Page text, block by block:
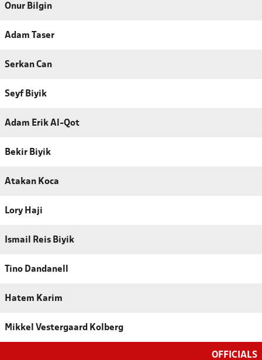
Onur Bilgin
Adam Taser
Serkan Can
Seyf Biyik
Adam Erik Al-Qot
Bekir Biyik
Atakan Koca
Lory Haji
Ismail Reis Biyik
Tino Dandanell
Hatem Karim
Mikkel Vestergaard Kolberg
OFFICIALS